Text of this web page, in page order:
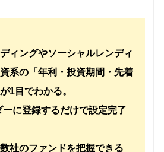
ィングやソーシャルレンディ
系の「年利・投資期間・先着
1目でわかる。
ーに登録するだけで設定完了
社のファンドを把握できる